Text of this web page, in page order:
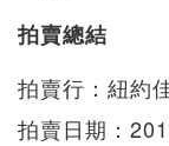
拍賣總結
拍賣行：紐約
拍賣日期：